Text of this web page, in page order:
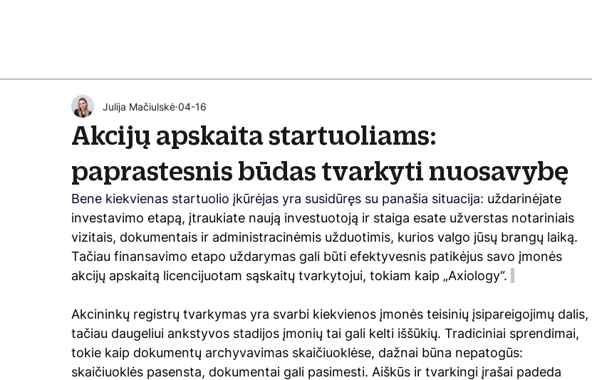
Akcijų apskaita startuoliams:
paprastesnis būdas tvarkyti nuosavybę
Julija Mačiulskė 04-16
Bene kiekvienas startuolio įkūrėjas yra susidūręs su panašia situacija: uždarinėjate
investavimo etapą, įtraukiate naują investuotoją ir staiga esate užverstas notariniais
vizitais, dokumentais ir administracinėmis užduotimis, kurios valgo jūsų brangų laiką.
Tačiau finansavimo etapo uždarymas gali būti efektyvesnis patikėjus savo įmonės
akcijų apskaitą licencijuotam sąskaitų tvarkytojui, tokiam kaip „Axiology“.
Akcininkų registrų tvarkymas yra svarbi kiekvienos įmonės teisinių įsipareigojimų dalis,
tačiau daugeliui ankstyvos stadijos įmonių tai gali kelti iššūkių. Tradiciniai sprendimai,
tokie kaip dokumentų archyvavimas skaičiuoklėse, dažnai būna nepatogūs:
skaičiuoklės pasensta, dokumentai gali pasimesti. Aiškūs ir tvarkingi įrašai padeda